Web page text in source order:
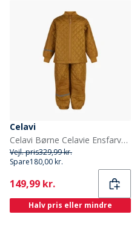
Celavi
Celavi Børne Celavie Ensfarvet Basis Termosæt Buckthorn Brown
Vejl. pris329,99 kr.
Spare180,00 kr.
Current
149,99 kr.
Halv pris eller mindre